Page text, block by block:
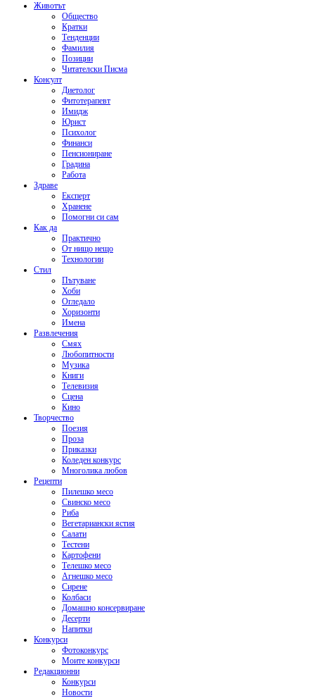
Животът
Общество
Кратки
Тенденции
Фамилия
Позиции
Читателски Писма
Консулт
Диетолог
Фитотерапевт
Имидж
Юрист
Психолог
Финанси
Пенсиониране
Градина
Работа
Здраве
Експерт
Хранене
Помогни си сам
Как да
Практично
От нищо нещо
Технологии
Стил
Пътуване
Хоби
Огледало
Хоризонти
Имена
Развлечения
Смях
Любопитности
Музика
Книги
Телевизия
Сцена
Кино
Творчество
Поезия
Проза
Приказки
Коледен конкурс
Многолика любов
Рецепти
Пилешко месо
Свинско месо
Риба
Вегетариански ястия
Салати
Тестени
Картофени
Телешко месо
Агнешко месо
Сирене
Колбаси
Домашно консервиране
Десерти
Напитки
Конкурси
Фотоконкурс
Моите конкурси
Редакционни
Конкурси
Новости